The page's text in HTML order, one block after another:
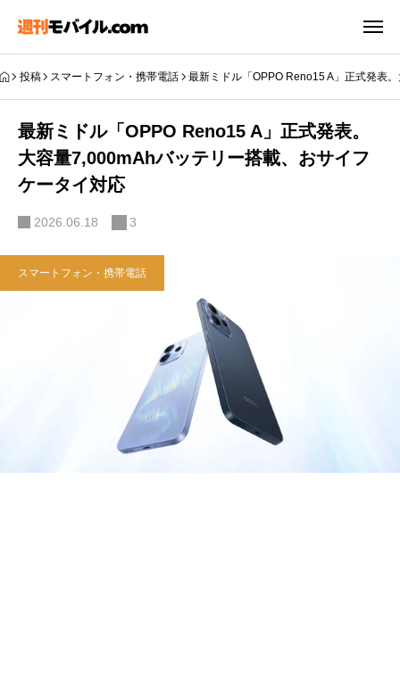
投稿 スマートフォン・携帯電話 最新ミドル「OPPO Reno15 A」正式発表
最新ミドル「OPPO Reno15 A」正式発表。
大容量7,000mAhバッテリー搭載、おサイフ
ケータイ対応
2026.06.18 3
スマートフォン・携帯電話